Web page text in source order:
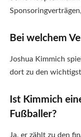
Bei welchem
Joshua Kimmich
dort zu den
Ist Kimmich
Fußballer?
Ja, er zählt zu den